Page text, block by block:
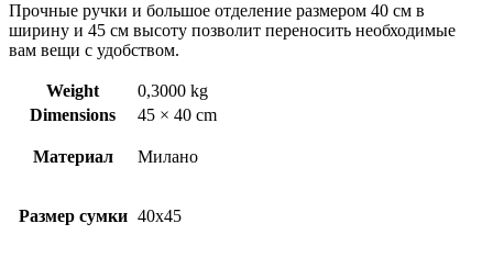
Прочные ручки и большое отделение размером 40 см в
ширину и 45 см высоту позволит переносить необходимые
вам вещи с удобством.
Weight
0,3000 kg
Dimensions
45 × 40 cm
Материал Милано
Размер сумки 40х45